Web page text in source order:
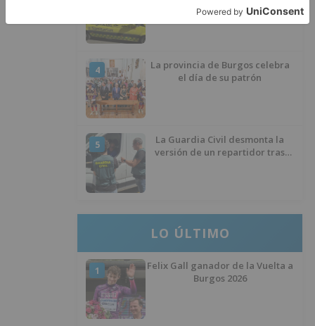
entre un turismo y un camión
4
La provincia de Burgos celebra
el día de su patrón
5
La Guardia Civil desmonta la
versión de un repartidor tras
LO ÚLTIMO
1
Felix Gall ganador de la Vuelta a
Burgos 2026